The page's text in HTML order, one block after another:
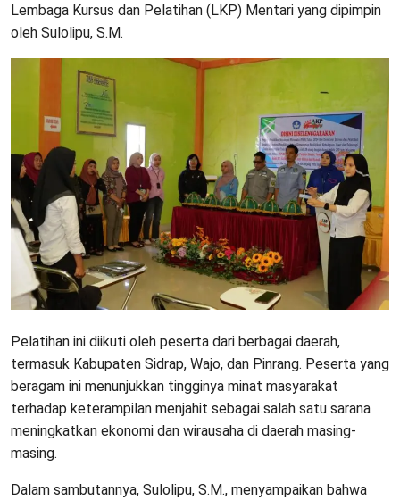
Lembaga Kursus dan Pelatihan (LKP) Mentari yang dipimpin
oleh Sulolipu, S.M.
Pelatihan ini diikuti oleh peserta dari berbagai daerah,
termasuk Kabupaten Sidrap, Wajo, dan Pinrang. Peserta yang
beragam ini menunjukkan tingginya minat masyarakat
terhadap keterampilan menjahit sebagai salah satu sarana
meningkatkan ekonomi dan wirausaha di daerah masing-
masing.
Dalam sambutannya, Sulolipu, S.M., menyampaikan bahwa